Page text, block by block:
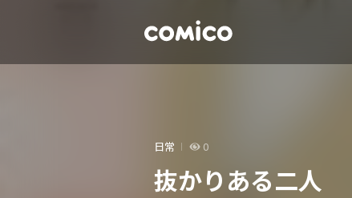
日常 0
抜かりある二人